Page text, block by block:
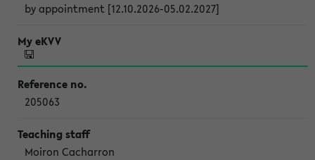
by appointment [12.10.2026-05.02.2027]
205063
Moiron Cacharron